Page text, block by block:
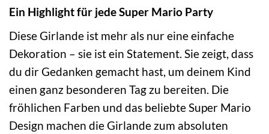
Ein Highlight für jede Super Mario Party
Diese Girlande ist mehr als nur eine einfache
Dekoration – sie ist ein Statement. Sie zeigt, dass
du dir Gedanken gemacht hast, um deinem Kind
einen ganz besonderen Tag zu bereiten. Die
fröhlichen Farben und das beliebte Super Mario
Design machen die Girlande zum absoluten